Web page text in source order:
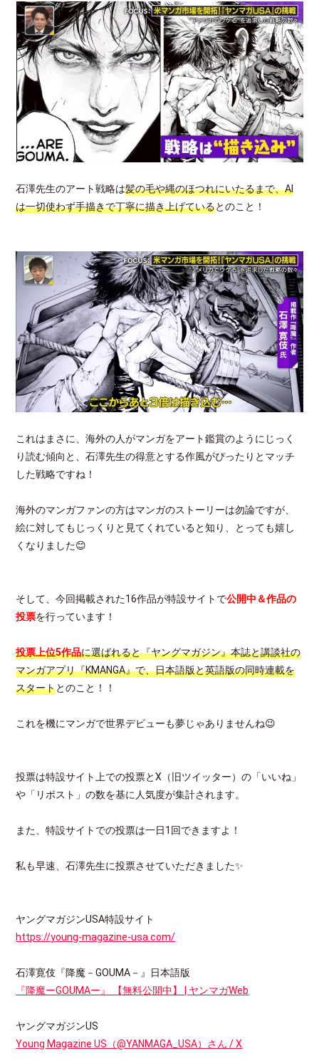
石澤先生のアート戦略は髪の毛や縄のほつれにいたるまで、AI
は一切使わず手描きで丁寧に描き上げているとのこと！
これはまさに、海外の人がマンガをアート鑑賞のようにじっく
り読む傾向と、石澤先生の得意とする作風がぴったりとマッチ
した戦略ですね！
海外のマンガファンの方はマンガのストーリーは勿論ですが、
絵に対してもじっくりと見てくれていると知り、とっても嬉し
くなりました😊
そして、今回掲載された16作品が特設サイトで公開中＆作品の
投票を行っています！
投票上位5作品に選ばれると『ヤングマガジン』本誌と講談社の
マンガアプリ『KMANGA』で、日本語版と英語版の同時連載を
スタートとのこと！！
これを機にマンガで世界デビューも夢じゃありませんね😉
投票は特設サイト上での投票とX（旧ツイッター）の「いいね」
や「リポスト」の数を基に人気度が集計されます。
また、特設サイトでの投票は一日1回できますよ！
私も早速、石澤先生に投票させていただきました✨
ヤングマガジンUSA特設サイト
https://young-magazine-usa.com/
石澤寛伎『降魔－GOUMA－』日本語版
『降魔ーGOUMAー』 【無料公開中】 | ヤンマガWeb
ヤングマガジンUS
Young Magazine US（@YANMAGA_USA）さん / X